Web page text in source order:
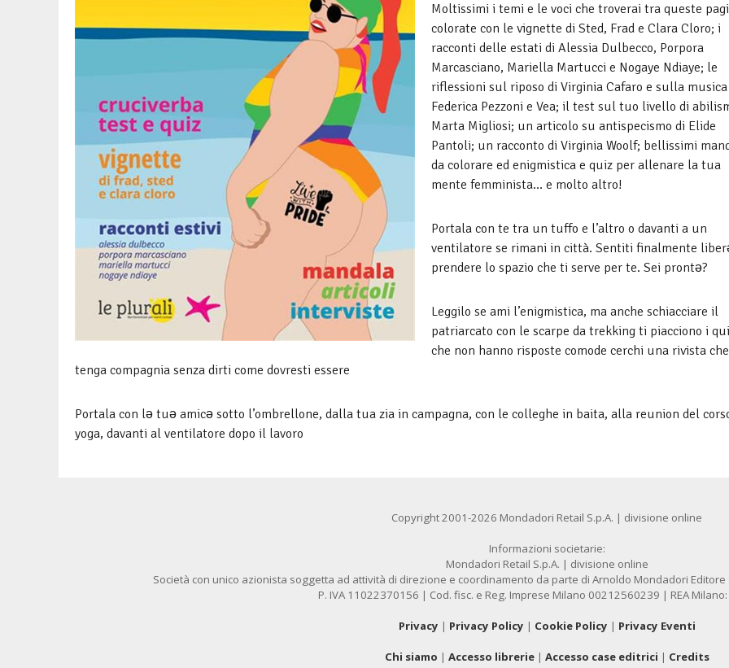
Moltissimi i temi e le voci che troverai tra queste
colorate con le vignette di Sted, Frad e Clara Cloro; i
racconti delle estati di Alessia Dulbecco, Porpora
Marcasciano, Mariella Martucci e Nogaye Ndiaye; le
riflessioni sul riposo di Virginia Cafaro e sulla
Federica Pezzoni e Vea; il test sul tuo livello di
Marta Migliosi; un articolo su antispecismo di Elide
Pantoli; un racconto di Virginia Woolf; bellissimi
da colorare ed enigmistica e quiz per allenare la tua
mente femminista… e molto altro!
Portala con te tra un tuffo e l’altro o davanti a un
ventilatore se rimani in città. Sentiti finalmente
prendere lo spazio che ti serve per te. Sei prontǝ?
Leggilo se ami l’enigmistica, ma anche schiacciare il
patriarcato con le scarpe da trekking ti piacciono i
che non hanno risposte comode cerchi una rivista
tenga compagnia senza dirti come dovresti essere
Portala con lǝ tuǝ amicǝ sotto l’ombrellone, dalla tua zia in campagna, con le colleghe in baita, alla reunion del
yoga, davanti al ventilatore dopo il lavoro
Copyright 2001-2026 Mondadori Retail S.p.A. | divisione online
Informazioni societarie:
Mondadori Retail S.p.A. | divisione online
Società con unico azionista soggetta ad attività di direzione e coordinamento da parte di Arnoldo Mondadori Editore
P. IVA 11022370156 | Cod. fisc. e Reg. Imprese Milano 00212560239 | REA
Privacy | Privacy Policy | Cookie Policy | Privacy Eventi
Chi siamo | Accesso librerie| Accesso case editrici | Credits